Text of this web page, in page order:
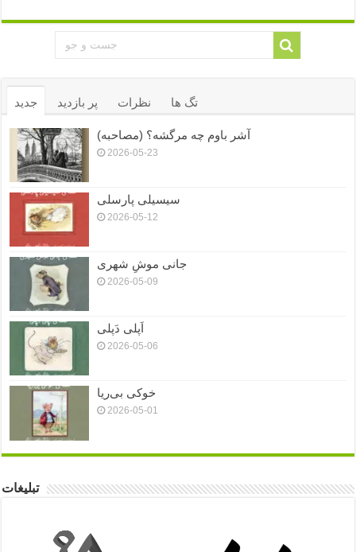
جدید پر بازدید نظرات تگ ها
آشر باوم چه مرگشه؟ (مصاحبه)
2026-05-23
سیسیلی پارسلی
2026-05-12
جانی موشِ شهری
2026-05-09
اَپلی دَپلی
2026-05-06
خوکی بی‌ریا
2026-05-01
تبلیغات